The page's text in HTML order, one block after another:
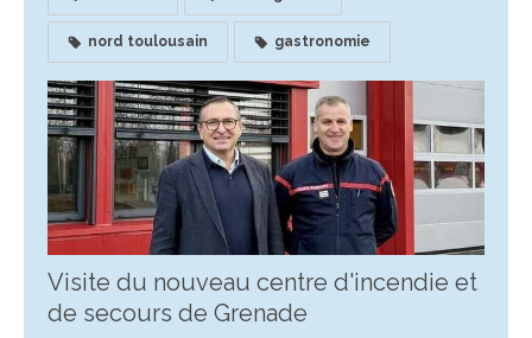
nord toulousain gastronomie
Visite du nouveau centre d'incendie et
de secours de Grenade